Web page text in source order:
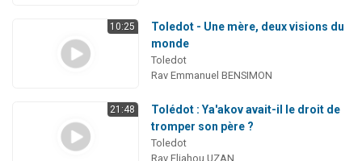
10:25
Toledot - Une mère, deux visions du
monde
Toledot
Rav Emmanuel BENSIMON
21:48
Tolédot : Ya'akov avait-il le droit de
tromper son père ?
Toledot
Rav Eliahou UZAN